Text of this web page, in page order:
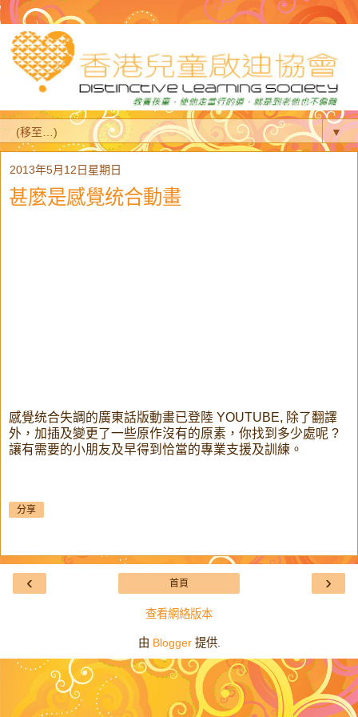
▼
2013年5月12日星期日
甚麼是感覺统合動畫
感覺统合失調的廣東話版動畫已登陸 YOUTUBE, 除了翻譯
外，加插及變更了一些原作沒有的原素，你找到多少處呢 ?
讓有需要的小朋友及早得到恰當的專業支援及訓練。
分享
‹ ›
首頁
查看網絡版本
由 Blogger提供.